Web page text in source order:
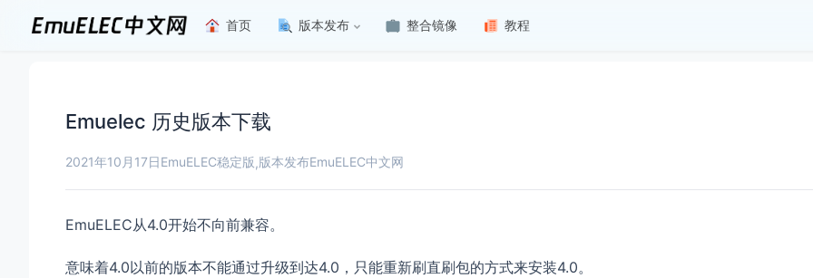
首页 版本发布 整合镜像 教程
Emuelec 历史版本下载
2021年10月17日EmuELEC稳定版,版本发布EmuELEC中文网
EmuELEC从4.0开始不向前兼容。
意味着4.0以前的版本不能通过升级到达4.0，只能重新刷直刷包的方式来安装4.0。